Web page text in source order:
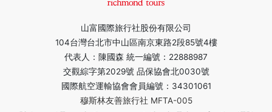
山富國際旅行社股份有限公司
104台灣台北市中山區南京東路2段85號4樓
代表人：陳國森 統一編號：22888987
交觀綜字第2029號 品保協會北0030號
國際航空運輸協會會員編號：34301061
穆斯林友善旅行社 MFTA-005